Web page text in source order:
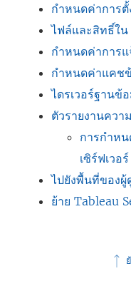
กำหนดค่าการตั้
ไฟล์และสิทธิ์ใน
กำหนดค่าการแ
กำหนดค่าแคช
ไดรเวอร์ฐานข้
ตัวรายงานควา
การกำห
เซิร์ฟเวอร์
ไปยังพื้นที่ของผู้
ย้าย Tableau